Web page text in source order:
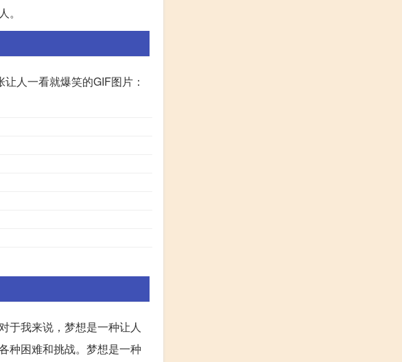
人一看就爆笑的GIF图片：
于我来说，梦想是一种让人
种困难和挑战。梦想是一种